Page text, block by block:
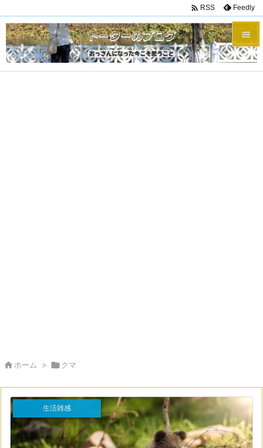


メニュ
 RSS Feedly
 ホーム > クマ
生活雑感